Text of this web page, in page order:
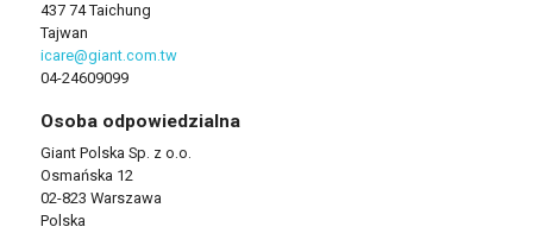
437 74 Taichung
Tajwan
icare@giant.com.tw
04-24609099
Osoba odpowiedzialna
Giant Polska Sp. z o.o.
Osmańska 12
02-823 Warszawa
Polska